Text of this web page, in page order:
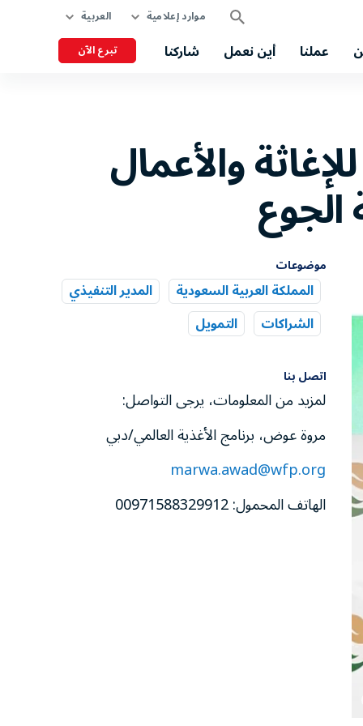
موارد إعلامية العربية
عملنا أين نعمل شاركنا تبرع الآن
والأعمال
الجوع
موضوعات
المملكة العربية السعودية
المدير التنفيذي
الشراكات
التمويل
اتصل بنا
لمزيد من المعلومات، يرجى التواصل:
مروة عوض، برنامج الأغذية العالمي/دبي
marwa.awad@wfp.org
الهاتف المحمول: 00971588329912